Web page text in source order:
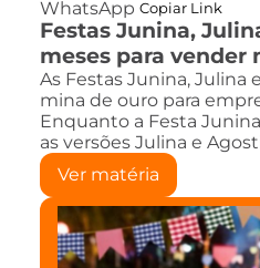
WhatsApp Copiar Link
Festas Junina,
meses para vender
As Festas Junina, Julina
mina de ouro para
Enquanto a Festa
as versões Julina e
Ver matéria